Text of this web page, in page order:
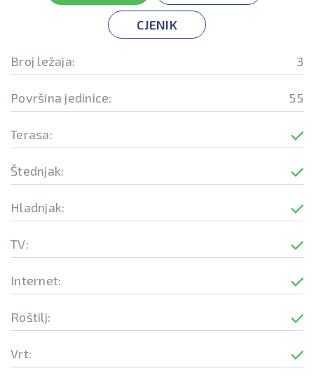
CJENIK
Broj ležaja: 3
Površina jedinice: 55
Terasa:
Štednjak:
Hladnjak:
TV:
Internet:
Roštilj:
Vrt: